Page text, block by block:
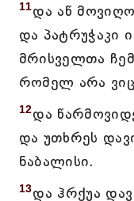
11და აწ
და პატრუჭაკი
მრისველთა
რომელ არა
12და
და უთხრეს
ნაბალისი.
13და ჰრქუა